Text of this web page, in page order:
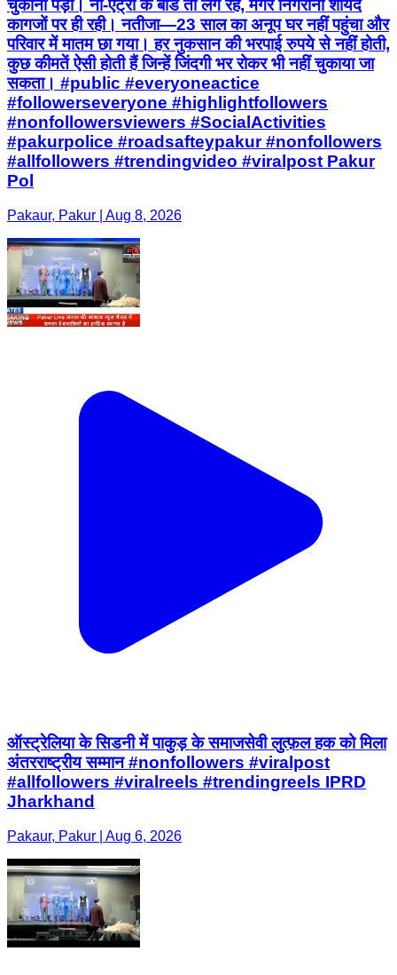
चुकाना पड़ा। नो-एंट्री के बोर्ड तो लगे रहे, मगर निगरानी शायद
कागजों पर ही रही। नतीजा—23 साल का अनूप घर नहीं पहुंचा और
परिवार में मातम छा गया। हर नुकसान की भरपाई रुपये से नहीं होती,
कुछ कीमतें ऐसी होती हैं जिन्हें जिंदगी भर रोकर भी नहीं चुकाया जा
सकता। #public #everyoneactice
#followerseveryone #highlightfollowers
#nonfollowersviewers #SocialActivities
#pakurpolice #roadsafteypakur #nonfollowers
#allfollowers #trendingvideo #viralpost Pakur
Pol
Pakaur, Pakur | Aug 8, 2026
ऑस्ट्रेलिया के सिडनी में पाकुड़ के समाजसेवी लुत्फ़ल हक को मिला
अंतरराष्ट्रीय सम्मान #nonfollowers #viralpost
#allfollowers #viralreels #trendingreels IPRD
Jharkhand
Pakaur, Pakur | Aug 6, 2026